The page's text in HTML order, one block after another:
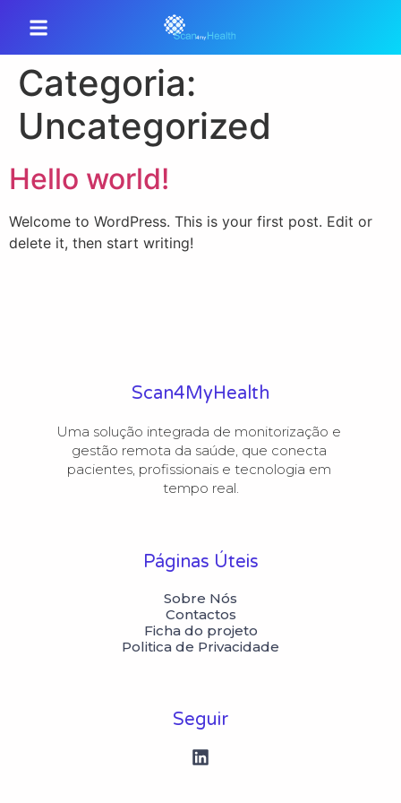
Categoria:
Uncategorized
Hello world!
Welcome to WordPress. This is your first post. Edit or
delete it, then start writing!
Scan4MyHealth
Uma solução integrada de monitorização e
gestão remota da saúde, que conecta
pacientes, profissionais e tecnologia em
Páginas Úteis
Sobre Nós
Contactos
Ficha do projeto
Politica de Privacidade
Seguir